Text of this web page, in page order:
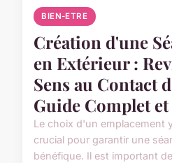
BIEN-ETRE
Création d'une
en Extérieur :
Sens au Contact
Guide Complet
Le choix d'un emplacement
crucial pour garantir une
bénéfique. Il est important